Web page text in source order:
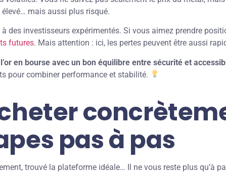
mais aussi plus risqué.
des investisseurs expérimentés. Si vous aimez prendre
futures. Mais attention : ici, les pertes peuvent être aussi
en bourse avec un bon équilibre entre sécurité et
pour combiner performance et stabilité.
pas à pas
trouvé la plateforme idéale… Il ne vous reste plus qu’à